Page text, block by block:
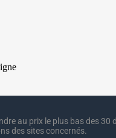
au prix le plus bas des 30
des sites concernés.